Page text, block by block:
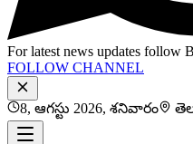
For latest news updates follow
FOLLOW CHANNEL
8, ఆగస్టు 2026, శనివారం